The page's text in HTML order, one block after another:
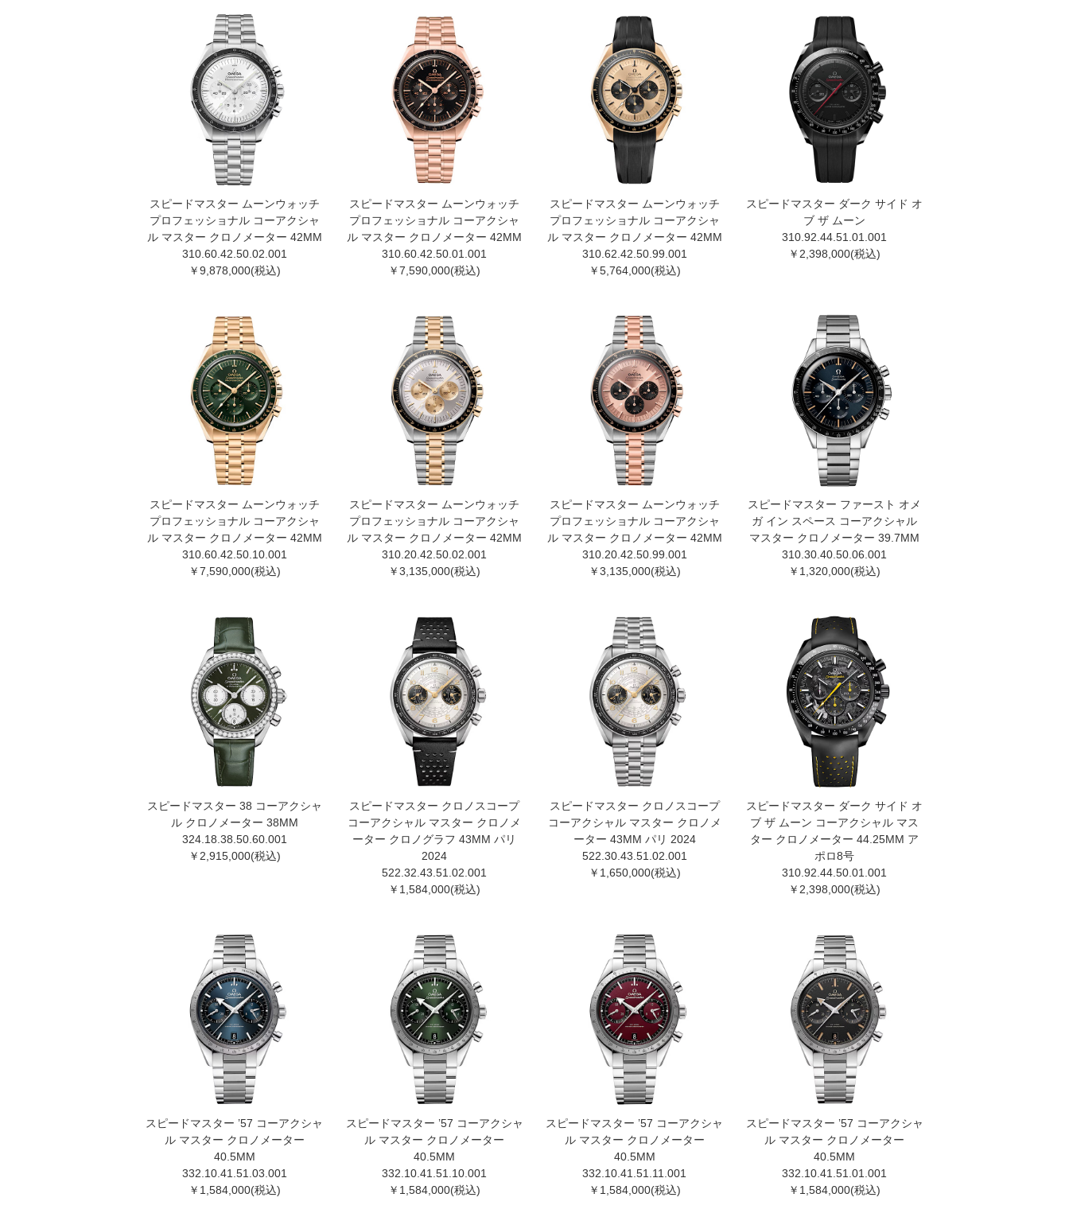
スピードマスター ムーンウォッチ
プロフェッショナル コーアクシャ
ル マスター クロノメーター 42MM
310.60.42.50.02.00 1
￥9,878,000(税込)
スピードマスター ムーンウォッチ
プロフェッショナル コーアクシャ
ル マスター クロノメーター 42MM
310.60.42.50.01.001
￥7,590,000(税込)
スピードマスター ムーンウォッチ
プロフェッショナル コーアクシャ
ル マスター クロノメーター 42MM
310.62.42.50.99.001
￥5,764,000(税込)
スピードマスター ダーク サイド オ
ブ ザ ムーン
310.92.44.51.01.00 1
￥2,398,000(税込)
スピードマスター ムーンウォッチ
プロフェッショナル コーアクシャ
ル マスター クロノメーター 42MM
310.60.42.50.10.001
￥7,590,000(税込)
スピードマスター ムーンウォッチ
プロフェッショナル コーアクシャ
ル マスター クロノメーター 42MM
310.20.42.50.02.001
￥3,135,000(税込)
スピードマスター ムーンウォッチ
プロフェッショナル コーアクシャ
ル マスター クロノメーター 42MM
310.20.42.50.99.001
￥3,135,000(税込)
スピードマスター ファースト オメ
ガ イン スペース コーアクシャル
マスター クロノメーター 39.7MM
310.30.40.50.06.001
￥1,320,000(税込)
スピードマスター 38 コーアクシャ
ル クロノメーター 38MM
324.18.38.50.60.00 1
￥2,915,000(税込)
スピードマスター クロノスコープ
コーアクシャル マスター クロノメ
ーター クロノグラフ 43M M パリ
2024
522.32.43.51.02.00 1
￥1,584,000(税込)
スピードマスター クロノスコープ
コーアクシャル マスター クロノメ
ーター 43M M パリ 2024
522.30.43.51.02.00 1
￥1,650,000(税込)
スピードマスター ダーク サイド オ
ブ ザ ムーン コーアクシャル マス
ター クロノメーター 44.25MM ア
ポロ8号
310.92.44.50.01.00 1
￥2,398,000(税込)
スピードマスター ’57 コーアクシャ
ル マスター クロノメーター
40.5MM
332.10.41.51.03.00 1
￥1,584,000(税込)
スピードマスター ’57 コーアクシャ
ル マスター クロノメーター
40.5MM
332.10.41.51.10.00 1
￥1,584,000(税込)
スピードマスター ’57 コーアクシャ
ル マスター クロノメーター
40.5MM
332.10.41.51.11.00 1
￥1,584,000(税込)
スピードマスター ’57 コーアクシャ
ル マスター クロノメーター
40.5MM
332.10.41.51.01.00 1
￥1,584,000(税込)